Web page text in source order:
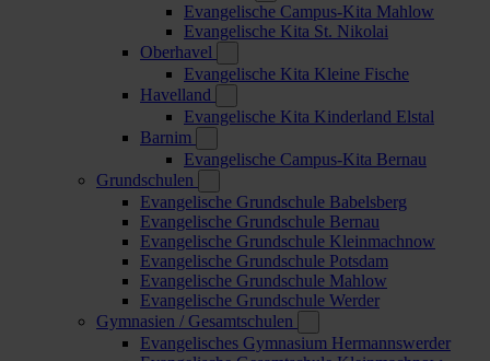
Evangelische Campus-Kita Mahlow
Evangelische Kita St. Nikolai
Oberhavel
Evangelische Kita Kleine Fische
Havelland
Evangelische Kita Kinderland Elstal
Barnim
Evangelische Campus-Kita Bernau
Grundschulen
Evangelische Grundschule Babelsberg
Evangelische Grundschule Bernau
Evangelische Grundschule Kleinmachnow
Evangelische Grundschule Potsdam
Evangelische Grundschule Mahlow
Evangelische Grundschule Werder
Gymnasien / Gesamtschulen
Evangelisches Gymnasium Hermannswerder